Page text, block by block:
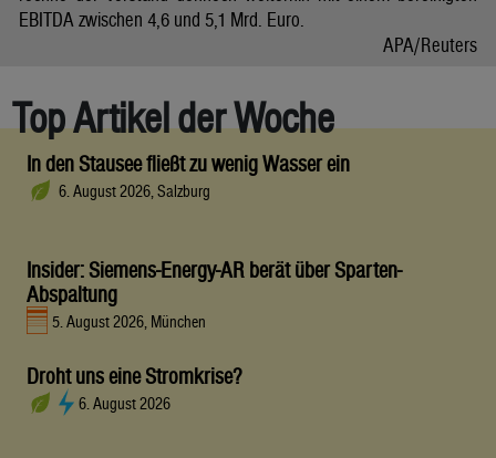
EBITDA zwischen 4,6 und 5,1 Mrd. Euro.
APA/Reuters
Top Artikel der Woche
In den Stausee fließt zu wenig Wasser ein
6. August 2026, Salzburg
Insider: Siemens-Energy-AR berät über Sparten-
Abspaltung
5. August 2026, München
Droht uns eine Stromkrise?
6. August 2026